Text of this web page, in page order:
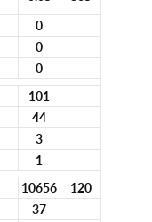
0
0
0
101
44
3
1
10656
120
37